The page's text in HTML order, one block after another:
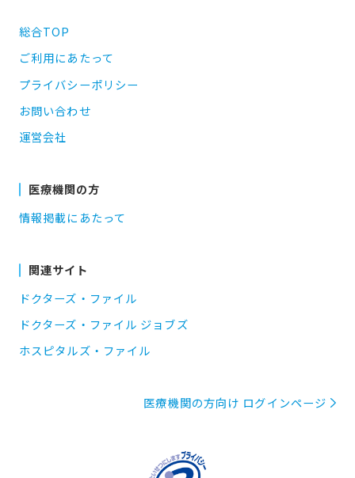
総合TOP
ご利用にあたって
プライバシーポリシー
お問い合わせ
運営会社
医療機関の方
情報掲載にあたって
関連サイト
ドクターズ・ファイル
ドクターズ・ファイル ジョブズ
ホスピタルズ・ファイル
医療機関の方向け ログインページ